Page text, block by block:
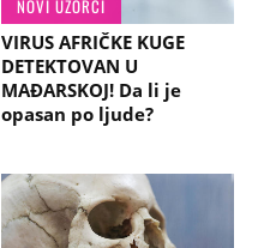
NOVI UZORCI
VIRUS AFRIČKE KUGE
DETEKTOVAN U
MAĐARSKOJ! Da li je
opasan po ljude?